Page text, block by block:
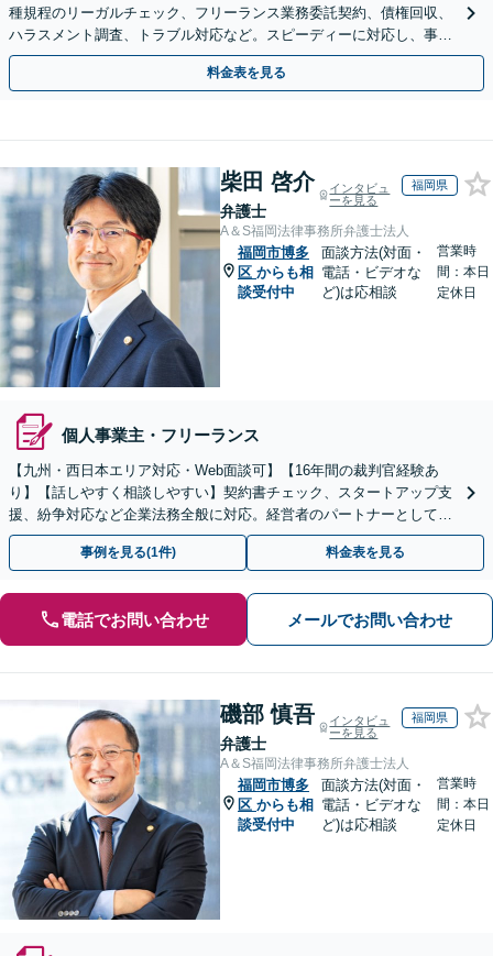
種規程のリーガルチェック、フリーランス業務委託契約、債権回収、
ハラスメント調査、トラブル対応など。スピーディーに対応し、事業
成長を法的側面よりしっかりとサポート【駐車場あり】
料金表を見る
柴田 啓介
弁護士
インタビュ
ーを見る
福岡県
A＆S福岡法律事務所弁護士法人
福岡市博多
区 からも相
談受付中
面談方法(対面・
電話・ビデオな
ど)は応相談
営業時
間：本日
定休日
個人事業主・フリーランス
【九州・西日本エリア対応・Web面談可】【16年間の裁判官経験あ
り】【話しやすく相談しやすい】契約書チェック、スタートアップ支
援、紛争対応など企業法務全般に対応。経営者のパートナーとして伴
走し、依頼者さまのビジネスをサポートします！
事例を見る(1件) 料金表を見る
電話でお問い合わせ メールでお問い合わせ
磯部 慎吾
弁護士
インタビュ
ーを見る
福岡県
A＆S福岡法律事務所弁護士法人
福岡市博多
区 からも相
談受付中
面談方法(対面・
電話・ビデオな
ど)は応相談
営業時
間：本日
定休日